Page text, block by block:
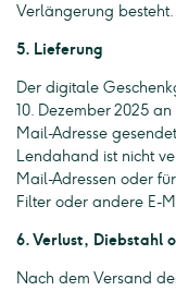
Verlängerung besteht.
5. Lieferung
Der digitale
10. Dezember 2025
Mail-Adresse
Lendahand ist nicht
Mail-Adressen oder
Filter oder andere E-
6. Verlust, Diebstahl
Nach dem Versand